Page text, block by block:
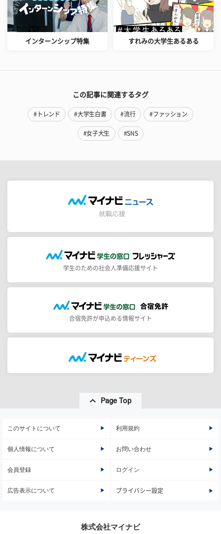
インターンシップ特集 すれみの大学生あるある
この記事に関連するタグ
#トレンド #大学生白書 #流行 #ファッション
#女子大生 #SNS
学生のための社会人準備応援サイト
合宿免許が申込める情報サイト
Page Top
このサイトについて 利用規約
個人情報について お問い合わせ
会員登録 ログイン
広告表示について プライバシー設定
株式会社マイナビ